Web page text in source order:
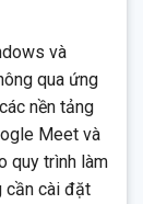
và
qua ứng
nền tảng
Meet và
quy trình làm
cần cài đặt